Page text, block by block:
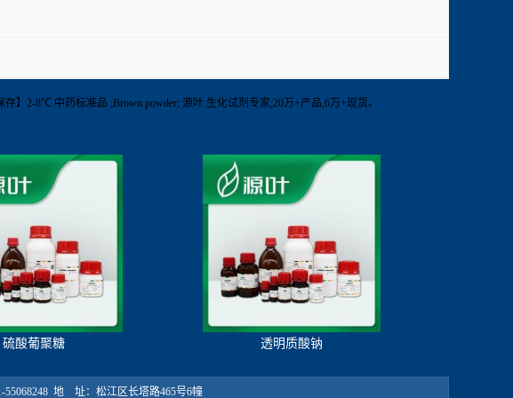
】2-8℃ 中药标准品 ;Brown powder; 源叶 生化试剂专家;20万+产品,6万+现货。
硫酸葡聚糖 透明质酸钠
55068248 地 址：松江区长塔路465号6幢